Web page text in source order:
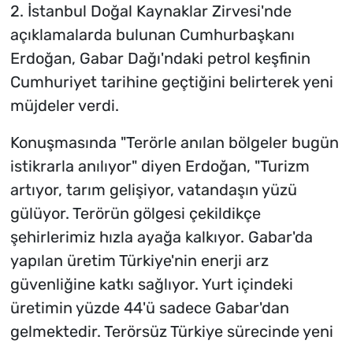
2. İstanbul Doğal Kaynaklar Zirvesi'nde
açıklamalarda bulunan Cumhurbaşkanı
Erdoğan, Gabar Dağı'ndaki petrol keşfinin
Cumhuriyet tarihine geçtiğini belirterek yeni
müjdeler verdi.
Konuşmasında "Terörle anılan bölgeler bugün
istikrarla anılıyor" diyen Erdoğan, "Turizm
artıyor, tarım gelişiyor, vatandaşın yüzü
gülüyor. Terörün gölgesi çekildikçe
şehirlerimiz hızla ayağa kalkıyor. Gabar'da
yapılan üretim Türkiye'nin enerji arz
güvenliğine katkı sağlıyor. Yurt içindeki
üretimin yüzde 44'ü sadece Gabar'dan
gelmektedir. Terörsüz Türkiye sürecinde yeni